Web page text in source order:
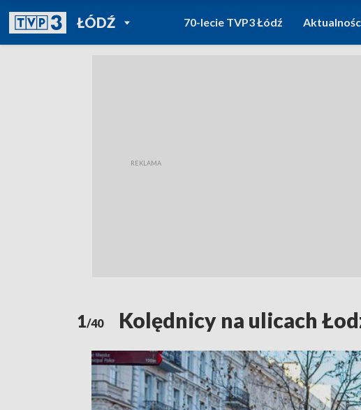
ŁÓDŹPOWRÓT DO
TVP REGIONY
70-lecie TVP3 Łódź
1/40 Kolędnicy na ulicach